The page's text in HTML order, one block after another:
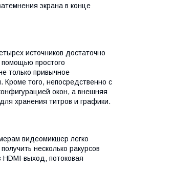
экрана в конце
источников достаточно
простого
только привычное
того, непосредственно с
окон, а внешняя
хранения титров и графики.
видеомикшер легко
несколько ракурсов
выход, потоковая